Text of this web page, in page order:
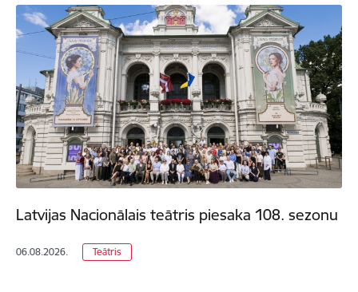
Latvijas Nacionālais teātris piesaka 108. sezonu
06.08.2026. Teātris